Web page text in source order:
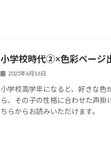
小学校時代②×色彩ページ
2025年6月16日
小学校高学年になると、好きな色
ら、その子の性格に合わせた声掛
ちらからお読みいただけます。